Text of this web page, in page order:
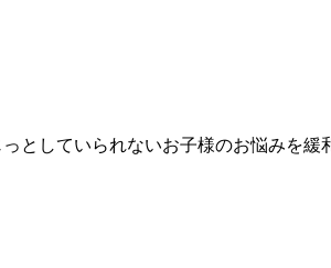
していられないお子様のお悩みを緩